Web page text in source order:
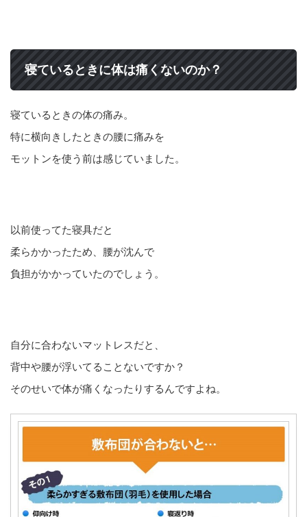
寝ているときに体は痛くないのか？
寝ているときの体の痛み。
特に横向きしたときの腰に痛みを
モットンを使う前は感じていました。
以前使ってた寝具だと
柔らかかったため、腰が沈んで
負担がかかっていたのでしょう。
自分に合わないマットレスだと、
背中や腰が浮いてることないですか？
そのせいで体が痛くなったりするんですよね。